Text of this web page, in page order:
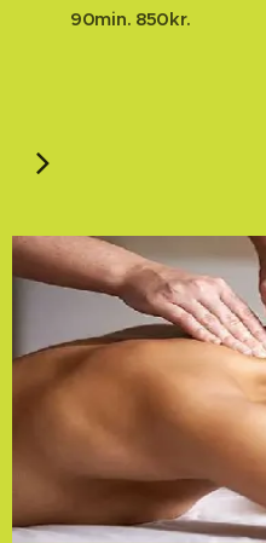
90min. 850kr.